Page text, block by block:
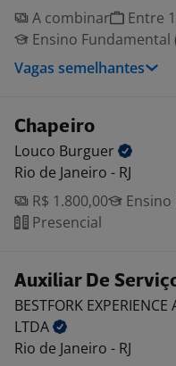
A combinar
Entre
Ensino Fundamental
Vagas semelhantes
Chapeiro
Louco Burguer
Rio de Janeiro - RJ
R$ 1.800,00
Ensino
Presencial
Auxiliar De
BESTFORK
LTDA
Rio de Janeiro - RJ